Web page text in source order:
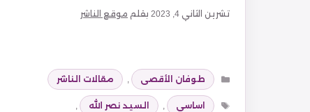
تشرين الثاني 4, 2023 بقلم موقع الناشر
التصنيفات
طوفان الأقصى ,
مقالات الناشر
الوسوم
اساسي , السيد نصر الله ,